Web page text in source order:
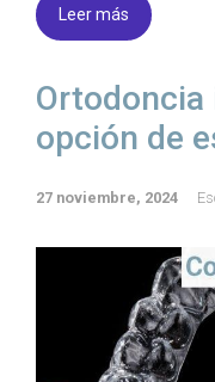
Leer más
Ortodoncia
opción de
27 noviembre, 2024